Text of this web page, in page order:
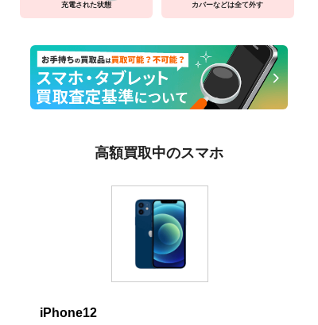
充電された状態
カバーなどは全て外す
高額買取中のスマホ
iPhone12